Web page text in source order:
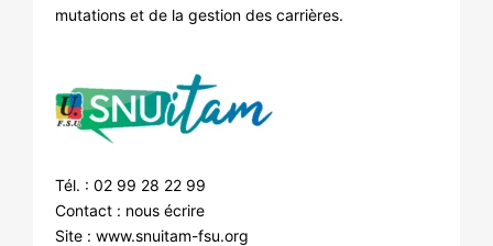
mutations et de la gestion des carrières.
Tél. : 02 99 28 22 99
Contact : nous écrire
Site : www.snuitam-fsu.org